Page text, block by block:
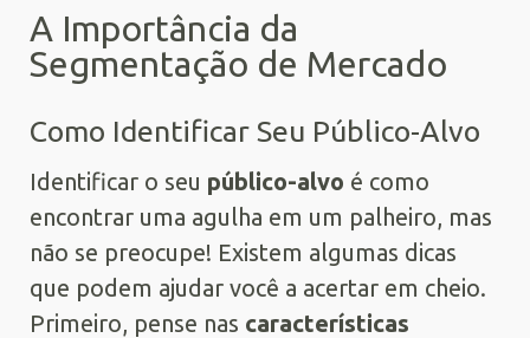
A Importância da
Segmentação de Mercado
Como Identificar Seu Público-Alvo
Identificar o seu público-alvo é como
encontrar uma agulha em um palheiro, mas
não se preocupe! Existem algumas dicas
que podem ajudar você a acertar em cheio.
Primeiro, pense nas características